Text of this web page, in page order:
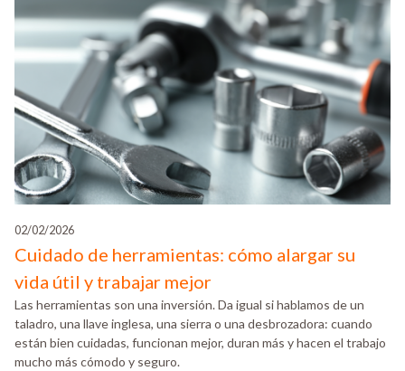
02/02/2026
Cuidado de herramientas: cómo alargar su
vida útil y trabajar mejor
Las herramientas son una inversión. Da igual si hablamos de un
taladro, una llave inglesa, una sierra o una desbrozadora: cuando
están bien cuidadas, funcionan mejor, duran más y hacen el trabajo
mucho más cómodo y seguro.